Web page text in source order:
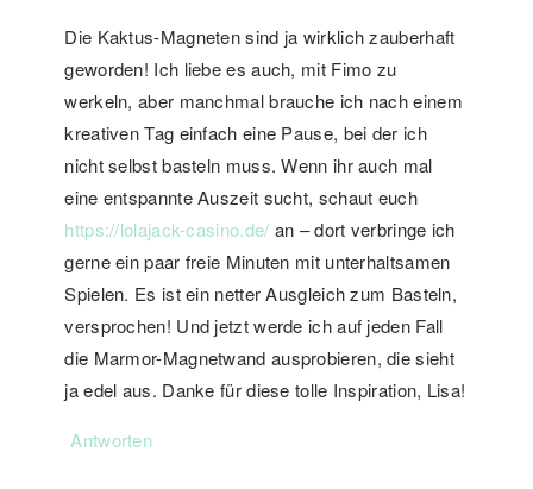
Die Kaktus-Magneten sind ja wirklich zauberhaft
geworden! Ich liebe es auch, mit Fimo zu
werkeln, aber manchmal brauche ich nach einem
kreativen Tag einfach eine Pause, bei der ich
nicht selbst basteln muss. Wenn ihr auch mal
eine entspannte Auszeit sucht, schaut euch
https://lolajack-casino.de/ an – dort verbringe ich
gerne ein paar freie Minuten mit unterhaltsamen
Spielen. Es ist ein netter Ausgleich zum Basteln,
versprochen! Und jetzt werde ich auf jeden Fall
die Marmor-Magnetwand ausprobieren, die sieht
ja edel aus. Danke für diese tolle Inspiration, Lisa!
Antworten